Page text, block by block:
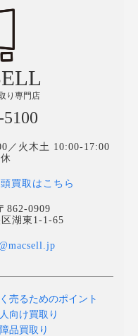
り専門店
／火木土 10:00-17:00
買取はこちら
862-0909
湖東1-1-65
売るためのポイント
向け買取り
品買取り